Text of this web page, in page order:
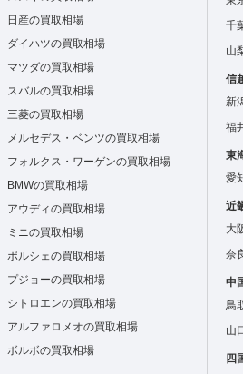
日産の買取相場
ダイハツの買取相場
マツダの買取相場
スバルの買取相場
三菱の買取相場
メルセデス・ベンツの買取相場
フォルクス・ワーゲンの買取相場
BMWの買取相場
アウディの買取相場
ミニの買取相場
ポルシェの買取相場
プジョーの買取相場
シトロエンの買取相場
アルファロメオの買取相場
ボルボの買取相場
千
山
信
新
福
東
愛
近
大
奈
中
鳥
山
四